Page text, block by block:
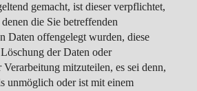
gemacht, ist dieser verpflichtet,
die Sie betreffenden
Daten offengelegt wurden, diese
der Daten oder
mitzuteilen, es sei denn,
unmöglich oder ist mit einem